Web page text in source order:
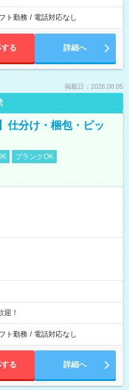
ト勤務 / 電話対応なし
る 詳細へ
掲載日：2026.08.05
仕分け・梱包・ピッ
ブランクOK
迎！
ト勤務 / 電話対応なし
る 詳細へ